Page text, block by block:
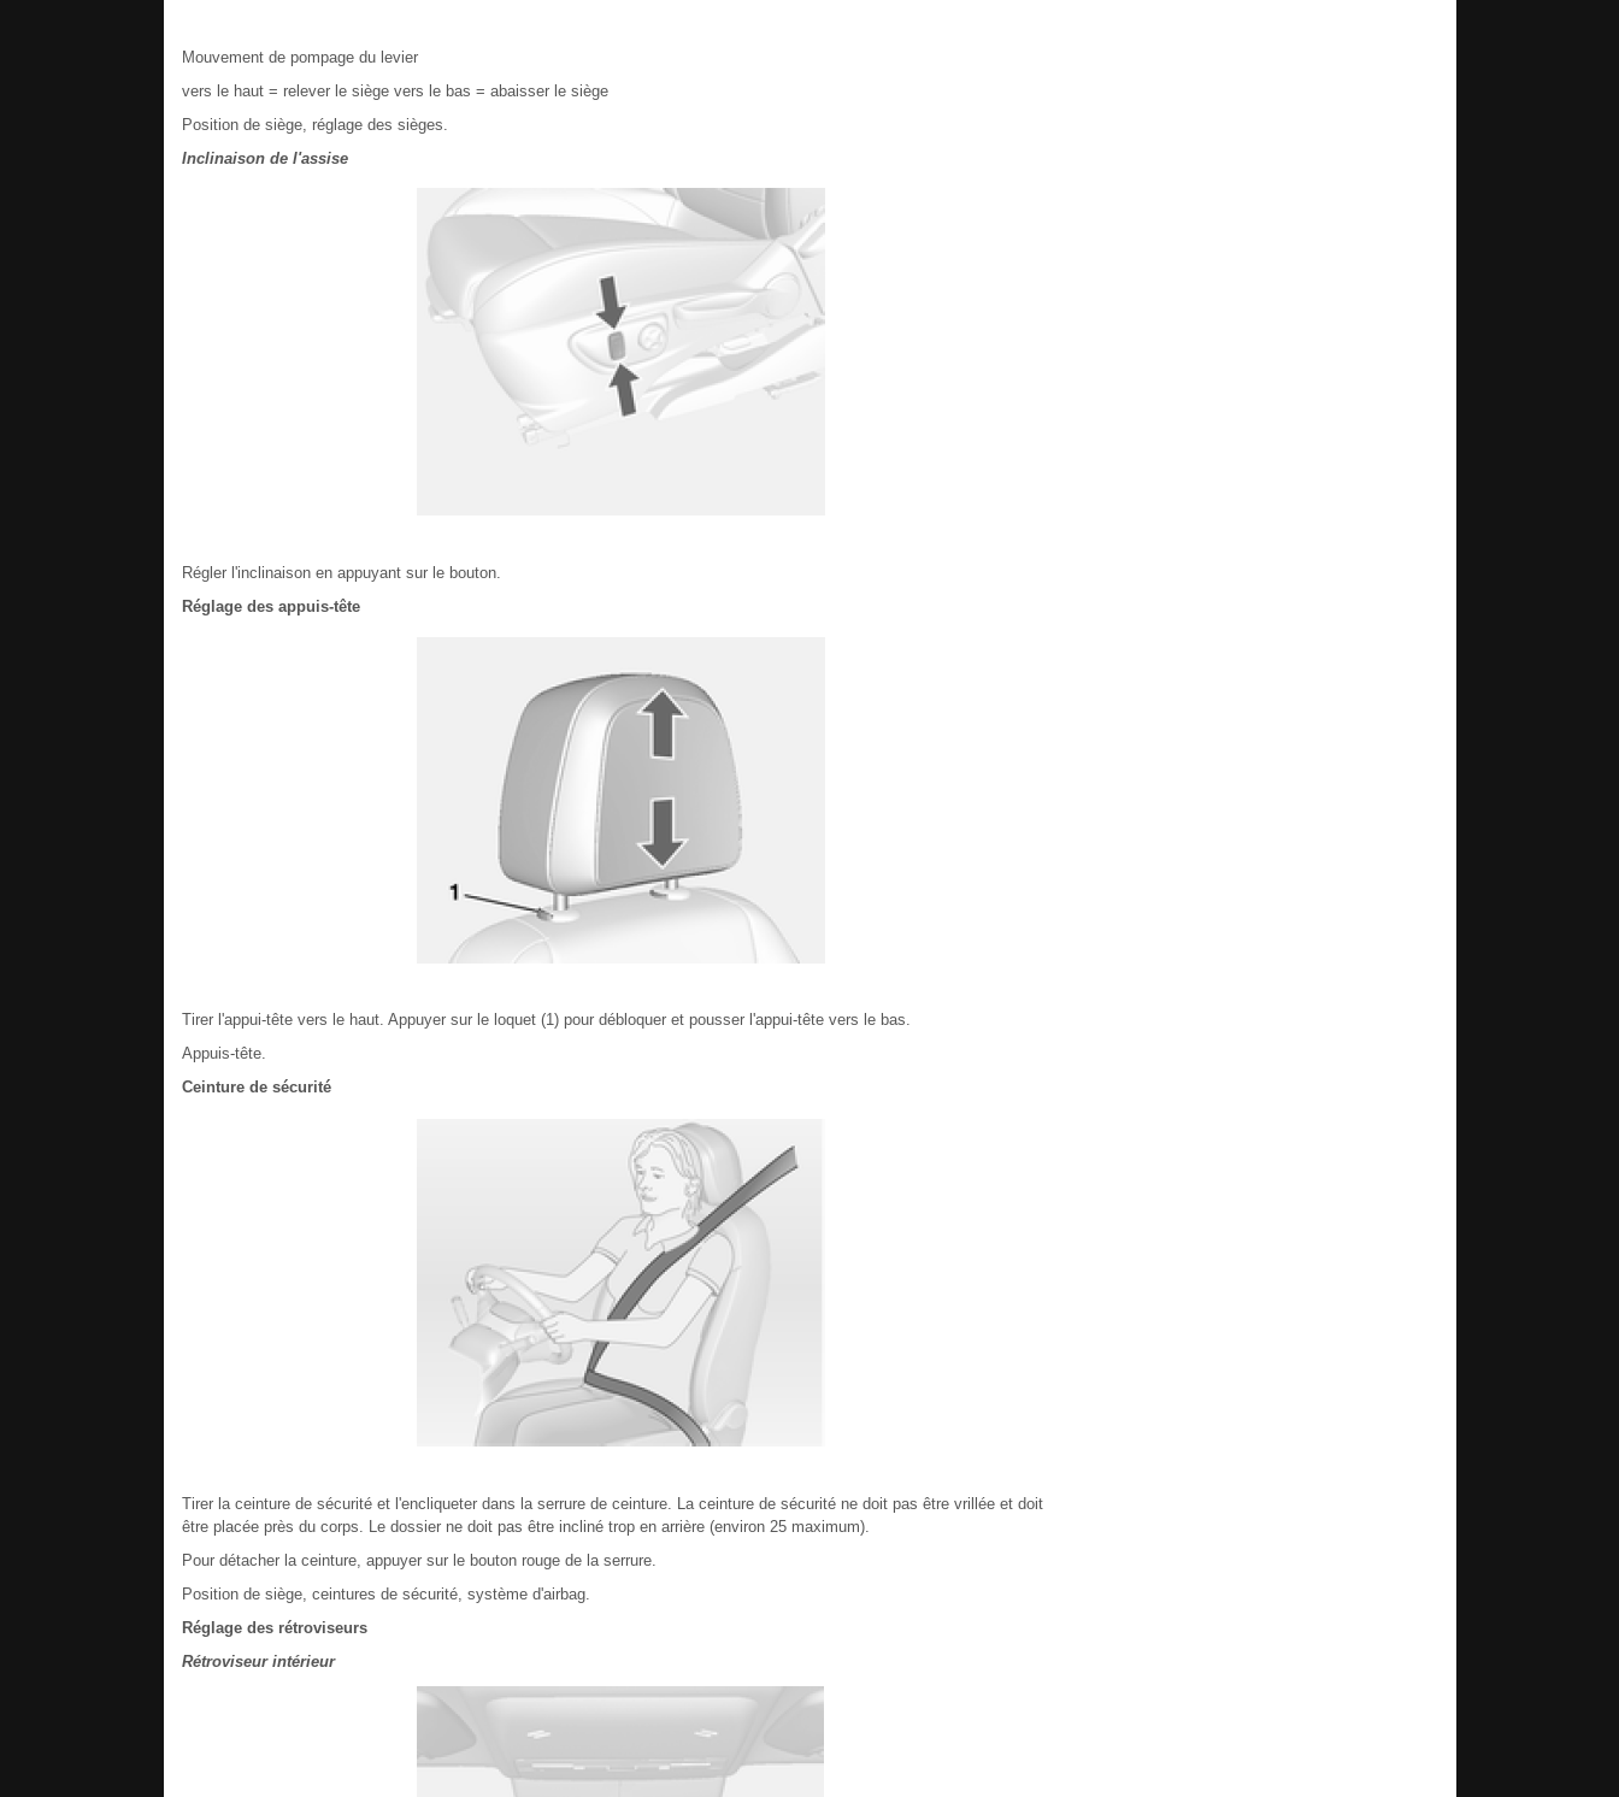
Mouvement de pompage du levier
vers le haut = relever le siège vers le bas = abaisser le siège
Position de siège, réglage des sièges.
Inclinaison de l'assise
Régler l'inclinaison en appuyant sur le bouton.
Réglage des appuis-tête
Tirer l'appui-tête vers le haut. Appuyer sur le loquet (1) pour débloquer et pousser l'appui-tête vers le bas.
Appuis-tête.
Ceinture de sécurité
Tirer la ceinture de sécurité et l'encliqueter dans la serrure de ceinture. La ceinture de sécurité ne doit pas être vrillée et doit
être placée près du corps. Le dossier ne doit pas être incliné trop en arrière (environ 25 maximum).
Pour détacher la ceinture, appuyer sur le bouton rouge de la serrure.
Position de siège, ceintures de sécurité, système d'airbag.
Réglage des rétroviseurs
Rétroviseur intérieur